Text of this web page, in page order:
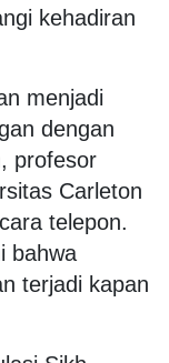
kehadiran
menjadi
dengan
profesor
Carleton
telepon.
bahwa
terjadi kapan